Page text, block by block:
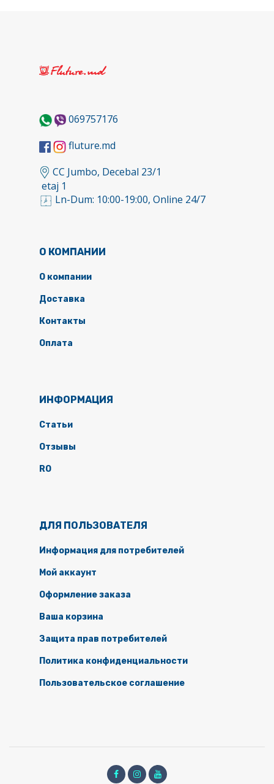
069757176
fluture.md
CC Jumbo, Decebal 23/1
etaj 1
Ln-Dum: 10:00-19:00, Online 24/7
О КОМПАНИИ
О компании
Доставка
Контакты
Оплата
ИНФОРМАЦИЯ
Статьи
Отзывы
RO
ДЛЯ ПОЛЬЗОВАТЕЛЯ
Информация для потребителей
Мой аккаунт
Оформление заказа
Ваша корзина
Защита прав потребителей
Политика конфиденциальности
Пользовательское соглашение